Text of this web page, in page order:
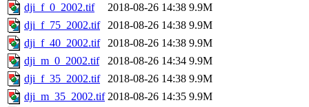
dji_f_0_2002.tif
2018-08-26 14:38 9.9M
dji_f_75_2002.tif
2018-08-26 14:38 9.9M
dji_f_40_2002.tif
2018-08-26 14:38 9.9M
dji_m_0_2002.tif
2018-08-26 14:34 9.9M
dji_f_35_2002.tif
2018-08-26 14:38 9.9M
dji_m_35_2002.tif 2018-08-26 14:35 9.9M